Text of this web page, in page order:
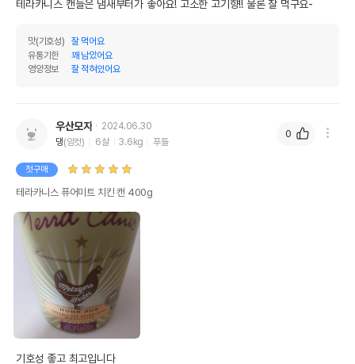
테라카니스 캔들은 냄새부터가 좋아요! 고소한 고기향!! 물론 잘 먹구요-
맛(기호성)
잘 먹어요
유통기한
꽤 남았어요
영양정보
잘 적혀있어요
우산모자
2024.06.30
댕(암컷) 6살 3.6kg 푸들
첫구매
테라카니스 퓨어미트 치킨 캔 400g
기호성 좋고 최고입니다
0